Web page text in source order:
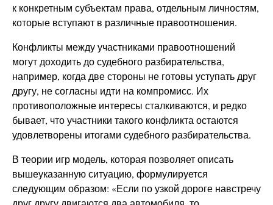
к конкретным субъектам права, отдельным личностям,
которые вступают в различные правоотношения.
Конфликты между участниками правоотношений
могут доходить до судебного разбирательства,
например, когда две стороны не готовы уступать друг
другу, не согласны идти на компромисс. Их
противоположные интересы сталкиваются, и редко
бывает, что участники такого конфликта остаются
удовлетворены итогами судебного разбирательства.
В теории игр модель, которая позволяет описать
вышеуказанную ситуацию, формулируется
следующим образом: «Если по узкой дороге навстречу